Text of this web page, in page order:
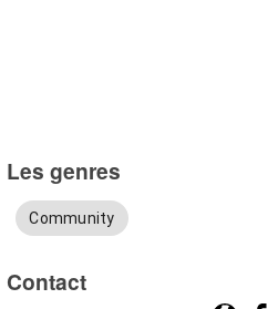
Les genres
Community
Contact